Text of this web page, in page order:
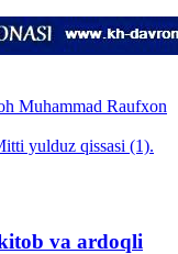
Muhammad Raufxon
yulduz qissasi (1).
va ardoqli